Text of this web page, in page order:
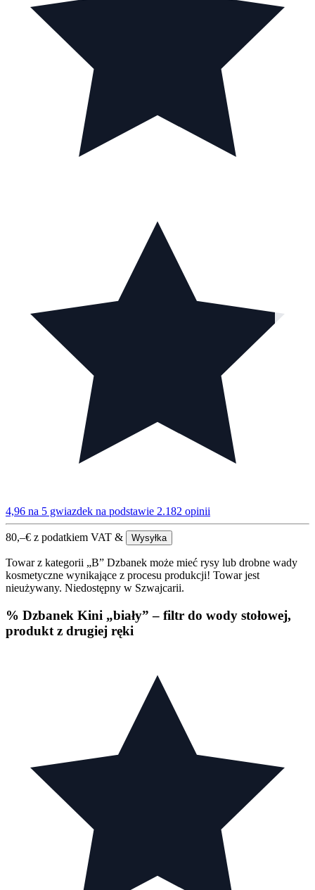
4,96 na 5 gwiazdek na podstawie 2.182 opinii
80,–€ z podatkiem VAT & Wysyłka
Towar z kategorii „B” Dzbanek może mieć rysy lub drobne wady
kosmetyczne wynikające z procesu produkcji! Towar jest
nieużywany. Niedostępny w Szwajcarii.
% Dzbanek Kini „biały” – filtr do wody stołowej,
produkt z drugiej ręki